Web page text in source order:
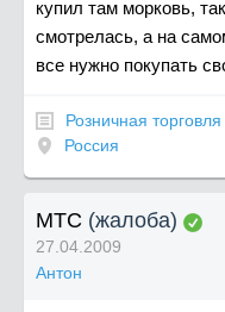
купил там морковь,
смотрелась, а на
все нужно покупать
Розничная торговля
Россия
МТС (жалоба)
27.04.2009
Антон